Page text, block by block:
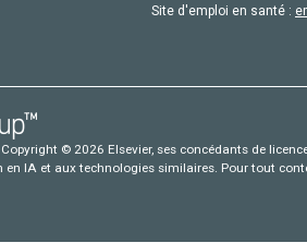
Site d'emploi en santé :
© 2026 Elsevier, ses concédants de
en IA et aux technologies similaires. Pour tout